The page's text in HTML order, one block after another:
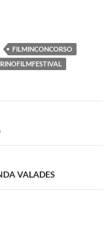
FILMINCONCORSO
VALADES